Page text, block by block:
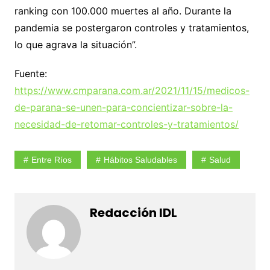
ranking con 100.000 muertes al año. Durante la
pandemia se postergaron controles y tratamientos,
lo que agrava la situación”.
Fuente:
https://www.cmparana.com.ar/2021/11/15/medicos-
de-parana-se-unen-para-concientizar-sobre-la-
necesidad-de-retomar-controles-y-tratamientos/
Entre Ríos Hábitos Saludables Salud
Redacción IDL